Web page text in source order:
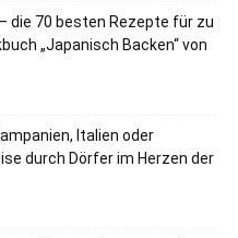
die 70 besten Rezepte für zu
„Japanisch Backen“ von
Italien oder
durch Dörfer im Herzen der